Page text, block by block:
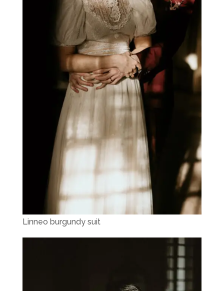
Linneo burgundy suit